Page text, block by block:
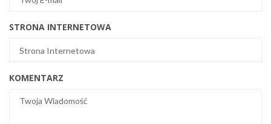
STRONA INTERNETOWA
KOMENTARZ